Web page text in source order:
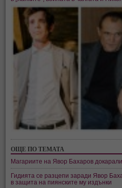
ОЩЕ ПО ТЕМАТА
Магариите на Явор Бахаров
Гидията се разцепи заради Явор
в защита на пиянските му издънки